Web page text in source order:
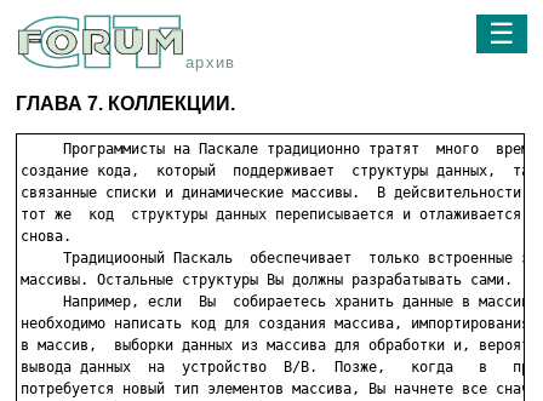
архив
☰
ГЛАВА 7. КОЛЛЕКЦИИ.
Программисты на Паскале традиционно тратят  много
создание кода,  который  поддерживает  структуры данных,
связанные списки и динамические массивы.  В дейсвительности
тот же  код  структуры данных переписывается и отлаживается
снова.
Традициооный Паскаль  обеспечивает  только встроенные
массивы. Остальные структуры Вы должны разрабатывать сами.
Например, если  Вы  собираетесь хранить данные в
необходимо написать код для создания массива, импортирования
в массив,  выборки данных из массива для обработки и,
вывода данных  на  устройство  В/В.  Позже,   когда   в
потребуется новый тип элементов массива, Вы начнете все